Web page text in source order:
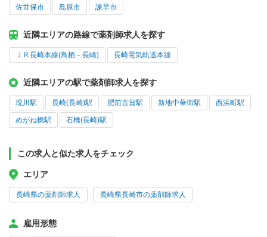
佐世保市 島原市 諫早市
近隣エリアの路線で薬剤師求人を探す
ＪＲ長崎本線(鳥栖－長崎) 長崎電気軌道本線
近隣エリアの駅で薬剤師求人を探す
現川駅 長崎(長崎)駅 肥前古賀駅 新地中華街駅 西浜町駅
めがね橋駅 石橋(長崎)駅
この求人と似た求人をチェック
エリア
長崎県の薬剤師求人 長崎県長崎市の薬剤師求人
雇用形態